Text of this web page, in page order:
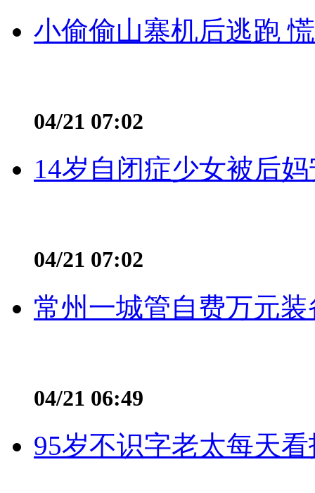
小偷偷山寨机后逃跑
04/21 07:02
14岁自闭症少女被后
04/21 07:02
常州一城管自费万元
04/21 06:49
95岁不识字老太每天